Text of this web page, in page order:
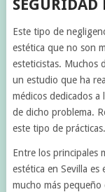
SEGURIDAD
Este tipo de
estética que no son
esteticistas. Muchos
un estudio que ha
médicos dedicados
de dicho problema.
este tipo de prácticas.
Entre los principales
estética en Sevilla es
mucho más pequeño